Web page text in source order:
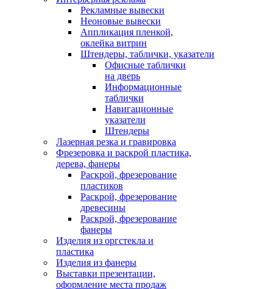
Рекламные вывески
Неоновые вывески
Аппликация пленкой,
оклейка витрин
Штендеры, таблички, указатели
Офисные таблички
на дверь
Информационные
таблички
Навигационные
указатели
Штендеры
Лазерная резка и гравировка
Фрезеровка и раскрой пластика,
дерева, фанеры
Раскрой, фрезерование
пластиков
Раскрой, фрезерование
древесины
Раскрой, фрезерование
фанеры
Изделия из оргстекла и
пластика
Изделия из фанеры
Выставки презентации,
оформление места продаж